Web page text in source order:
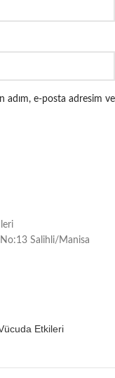
adım, e-posta adresim ve
Salihli/Manisa
Etkileri